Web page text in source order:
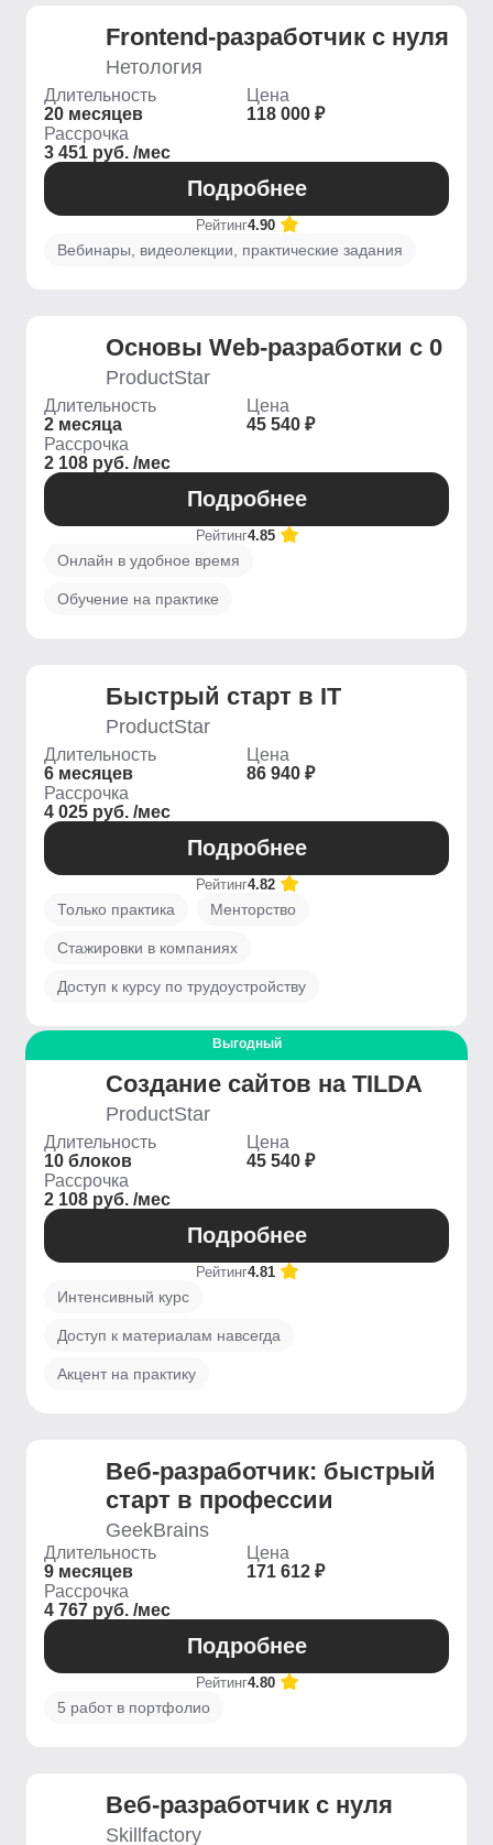
Frontend-разработчик с нуля
Нетология
Длительность
20 месяцев
Цена
118 000 ₽
Рассрочка
3 451 руб. /мес
Подробнее
Рейтинг4.90
Вебинары, видеолекции, практические задания
Основы Web-разработки с 0
ProductStar
Длительность
2 месяца
Цена
45 540 ₽
Рассрочка
2 108 руб. /мес
Подробнее
Рейтинг4.85
Онлайн в удобное время
Обучение на практике
Быстрый старт в IT
ProductStar
Длительность
6 месяцев
Цена
86 940 ₽
Рассрочка
4 025 руб. /мес
Подробнее
Рейтинг4.82
Только практика Менторство
Стажировки в компаниях
Доступ к курсу по трудоустройству
Выгодный
Создание сайтов на TILDA
ProductStar
Длительность
10 блоков
Цена
45 540 ₽
Рассрочка
2 108 руб. /мес
Подробнее
Рейтинг4.81
Интенсивный курс
Доступ к материалам навсегда
Акцент на практику
Веб-разработчик: быстрый
старт в профессии
GeekBrains
Длительность
9 месяцев
Цена
171 612 ₽
Рассрочка
4 767 руб. /мес
Подробнее
Рейтинг4.80
5 работ в портфолио
Веб-разработчик с нуля
Skillfactory